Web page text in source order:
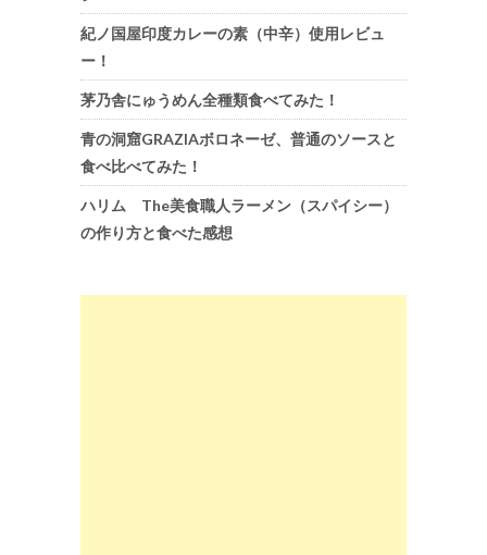
紀ノ国屋印度カレーの素（中辛）使用レビュ
ー！
茅乃舎にゅうめん全種類食べてみた！
青の洞窟GRAZIAボロネーゼ、普通のソースと
食べ比べてみた！
ハリム The美食職人ラーメン（スパイシー）
の作り方と食べた感想